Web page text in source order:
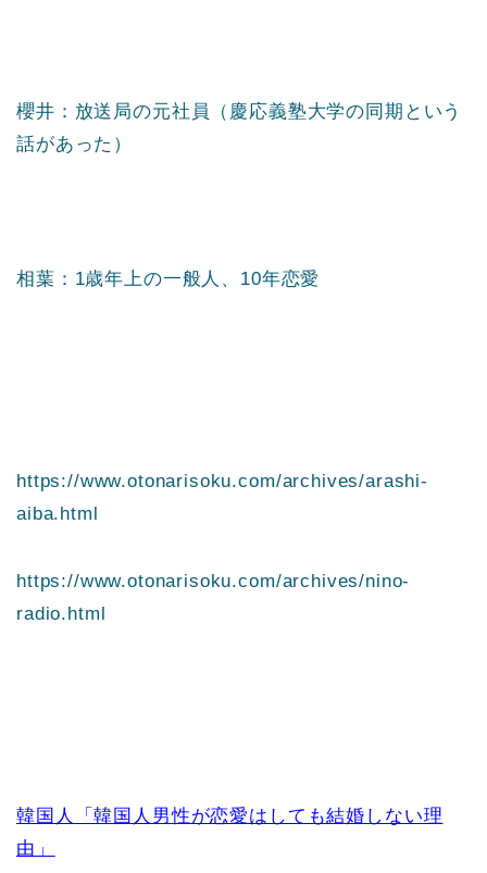
櫻井：放送局の元社員（慶応義塾大学の同期という
話があった）
相葉：1歳年上の一般人、10年恋愛
https://www.otonarisoku.com/archives/arashi-
aiba.html
https://www.otonarisoku.com/archives/nino-
radio.html
韓国人「韓国人男性が恋愛はしても結婚しない理
由」